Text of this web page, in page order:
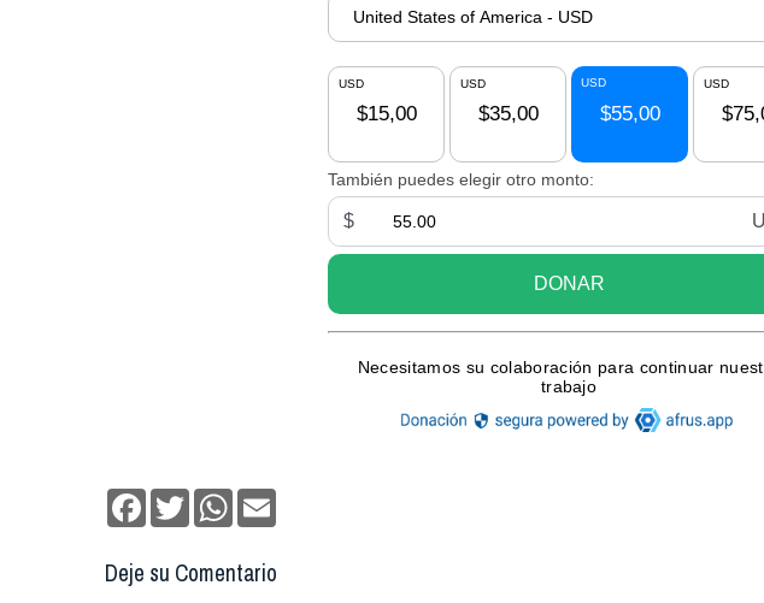
Facebook
TwitterWhatsApp
Deje su Comentario